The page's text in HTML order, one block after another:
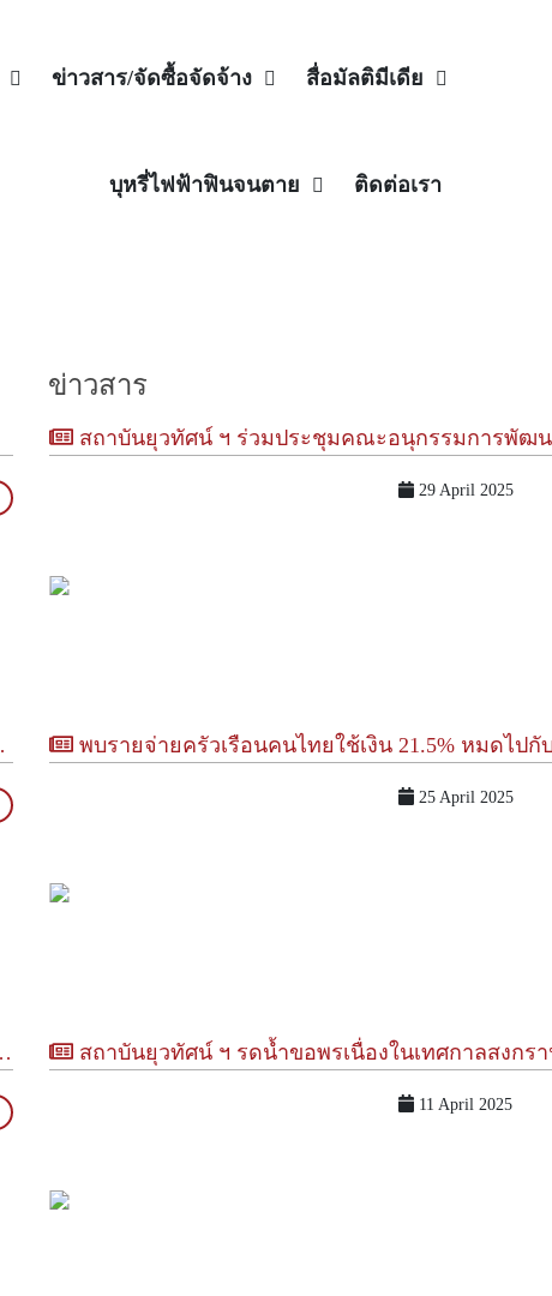
ข่าวสาร/จัดซื้อจัดจ้าง สื่อมัลติมีเดีย
บุหรี่ไฟฟ้าฟินจนตาย ติดต่อเรา
ข่าวสาร
สถาบันยุวทัศน์ ฯ ร่วมประชุมคณะอนุกรรมการพัฒนาร่างระเบี
29 April 2025
พบรายจ่ายครัวเรือนคนไทยใช้เงิน 21.5% หมดไปกับค่าซื้อบุหรี่ ตัวการทำสิงห์อมควันคนป่วยตายจากมะเร็
25 April 2025
สถาบันยุวทัศน์ ฯ รดน้ำขอพรเนื่องในเทศกาลสงกรานต์ และปีใหม่ไทย ประจำปี 2568
11 April 2025